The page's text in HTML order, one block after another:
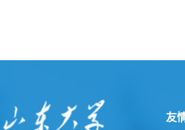
友